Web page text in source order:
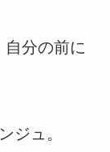
分の前に
ジュ。